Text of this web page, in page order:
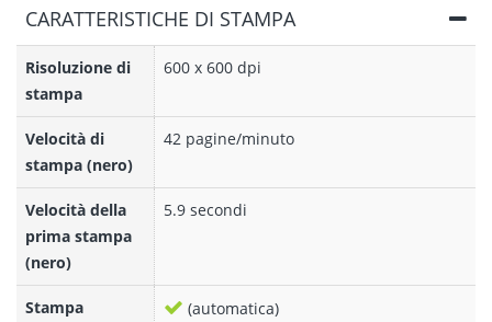
CARATTERISTICHE DI STAMPA
Risoluzione di
stampa
600 x 600 dpi
Velocità di
stampa (nero)
42 pagine/minuto
Velocità della
prima stampa
(nero)
5.9 secondi
Stampa
(automatica)